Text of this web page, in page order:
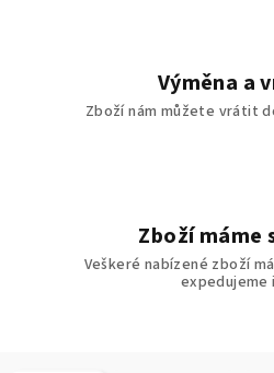
Výměna a
Zboží nám můžete vrátit
Zboží máme
Veškeré nabízené zboží
expedujeme